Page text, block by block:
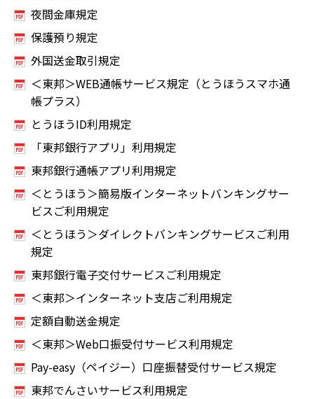
夜間金庫規定
保護預り規定
外国送金取引規定
＜東邦＞WEB通帳サービス規定（とうほうスマホ通
帳プラス）
とうほうID利用規定
「東邦銀行アプリ」利用規定
東邦銀行通帳アプリ利用規定
＜とうほう＞簡易版インターネットバンキングサー
ビスご利用規定
＜とうほう＞ダイレクトバンキングサービスご利用
規定
東邦銀行電子交付サービスご利用規定
＜東邦＞インターネット支店ご利用規定
定額自動送金規定
＜東邦＞Web口振受付サービス利用規定
Pay-easy（ペイジー）口座振替受付サービス規定
東邦でんさいサービス利用規定